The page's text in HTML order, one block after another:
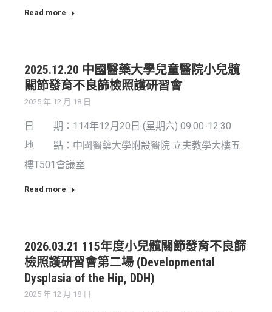
Read more
2025.12.20 中國醫藥大學兒童醫院小兒髖
關節發育不良篩檢照護研習會
2025 年 12 月 18 日
日 期：114年12月20日 (星期六) 09:00-12:30
地 點：中國醫藥大學附設醫院 立夫教學大樓五
樓T501會議室
Read more
2026.03.21 115年度小兒髖關節發育不良篩
檢照護研習會第二場 (Developmental
Dysplasia of the Hip, DDH)
2025 年 12 月 18 日